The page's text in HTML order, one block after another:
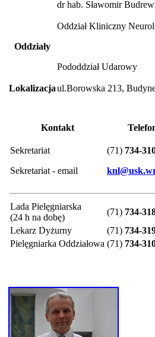
dr hab. Sławomir
Oddziały
Oddział Kliniczny
Pododdział Udarowy
Lokalizacjaul.Borowska 213,
Kontakt
Sekretariat
Sekretariat - email
(71) 734-
Lada Pielęgniarska
(24 h na dobę)
(71) 734-
Lekarz Dyżurny
(71) 734-
Pielęgniarka Oddziałowa (71) 734-